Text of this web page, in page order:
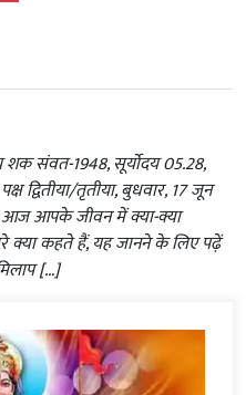
शक संवत-1948, सूर्योदय 05.28,
द्वितीया/तृतीया, बुधवार, 17 जून
आपके जीवन में क्या-क्या
क्या कहते हैं, यह जानने के लिए पढ़ें
[…]